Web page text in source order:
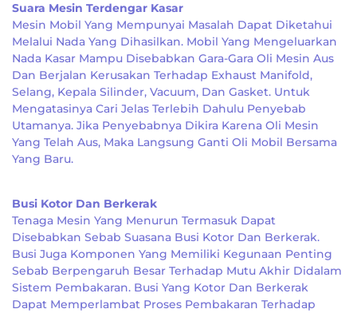
Suara Mesin Terdengar Kasar
Mesin Mobil Yang Mempunyai Masalah Dapat Diketahui
Melalui Nada Yang Dihasilkan. Mobil Yang Mengeluarkan
Nada Kasar Mampu Disebabkan Gara-Gara Oli Mesin Aus
Dan Berjalan Kerusakan Terhadap Exhaust Manifold,
Selang, Kepala Silinder, Vacuum, Dan Gasket. Untuk
Mengatasinya Cari Jelas Terlebih Dahulu Penyebab
Utamanya. Jika Penyebabnya Dikira Karena Oli Mesin
Yang Telah Aus, Maka Langsung Ganti Oli Mobil Bersama
Yang Baru.
Busi Kotor Dan Berkerak
Tenaga Mesin Yang Menurun Termasuk Dapat
Disebabkan Sebab Suasana Busi Kotor Dan Berkerak.
Busi Juga Komponen Yang Memiliki Kegunaan Penting
Sebab Berpengaruh Besar Terhadap Mutu Akhir Didalam
Sistem Pembakaran. Busi Yang Kotor Dan Berkerak
Dapat Memperlambat Proses Pembakaran Terhadap